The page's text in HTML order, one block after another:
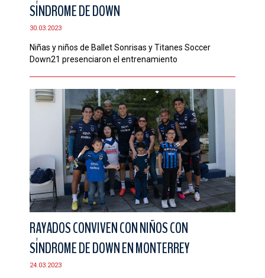
CONTACTO
SÍNDROME DE DOWN
30.03.2023
Niñas y niños de Ballet Sonrisas y Titanes Soccer
Down21 presenciaron el entrenamiento
RAYADOS CONVIVEN CON NIÑOS CON
SÍNDROME DE DOWN EN MONTERREY
24.03.2023